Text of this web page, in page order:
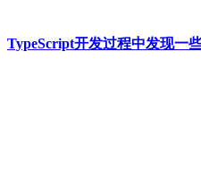
TypeScript开发过程中发现一